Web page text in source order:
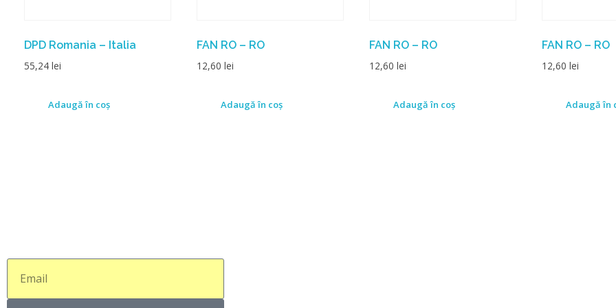
DPD Romania – Italia
55,24 lei
Adaugă în coș
FAN RO – RO
12,60 lei
Adaugă în coș
FAN RO – RO
12,60 lei
Adaugă în coș
FAN RO – RO
12,60 lei
Adaugă în